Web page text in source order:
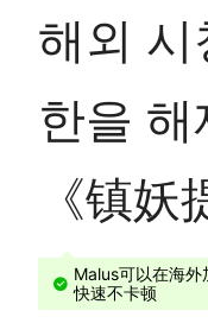
해외 시
한을 해
《镇妖
Malus可以在海
快速不卡顿